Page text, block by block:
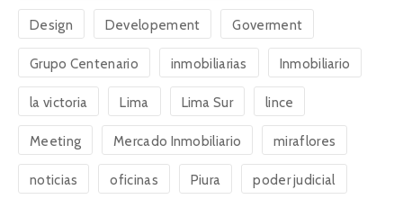
Design Developement Goverment
Grupo Centenario inmobiliarias Inmobiliario
la victoria Lima Lima Sur lince
Meeting Mercado Inmobiliario miraflores
noticias oficinas Piura poder judicial